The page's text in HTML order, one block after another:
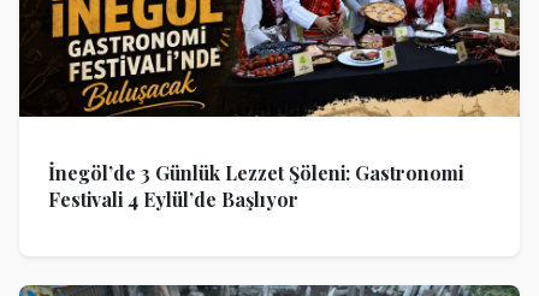
İnegöl’de 3 Günlük Lezzet Şöleni: Gastronomi
Festivali 4 Eylül’de Başlıyor